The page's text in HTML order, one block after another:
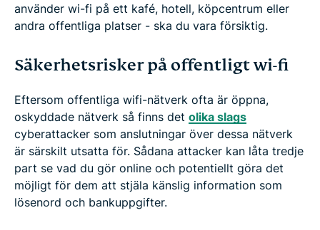
använder wi-fi på ett kafé, hotell, köpcentrum eller
andra offentliga platser - ska du vara försiktig.
Säkerhetsrisker på offentligt wi-fi
Eftersom offentliga wifi-nätverk ofta är öppna,
oskyddade nätverk så finns det olika slags
cyberattacker som anslutningar över dessa nätverk
är särskilt utsatta för. Sådana attacker kan låta tredje
part se vad du gör online och potentiellt göra det
möjligt för dem att stjäla känslig information som
lösenord och bankuppgifter.